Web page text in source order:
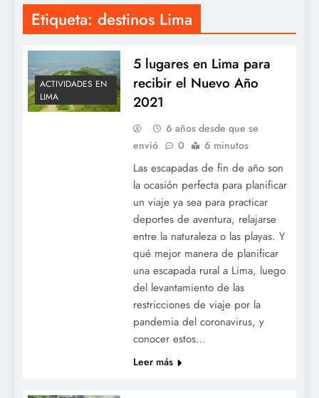
Etiqueta: destinos Lima
ACTIVIDADES EN
LIMA
5 lugares en Lima para
recibir el Nuevo Año
2021
6 años desde que se
envió
0 6 minutos
Las escapadas de fin de año son
la ocasión perfecta para planificar
un viaje ya sea para practicar
deportes de aventura, relajarse
entre la naturaleza o las playas. Y
qué mejor manera de planificar
una escapada rural a Lima, luego
del levantamiento de las
restricciones de viaje por la
pandemia del coronavirus, y
conocer estos…
Leer más